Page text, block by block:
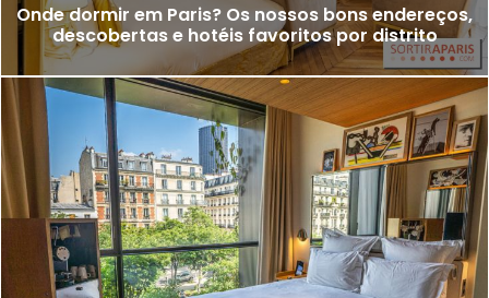
Onde dormir em Paris? Os nossos bons endereços,
descobertas e hotéis favoritos por distrito